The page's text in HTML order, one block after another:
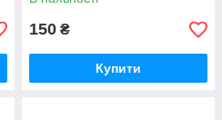
150 ₴
Купити